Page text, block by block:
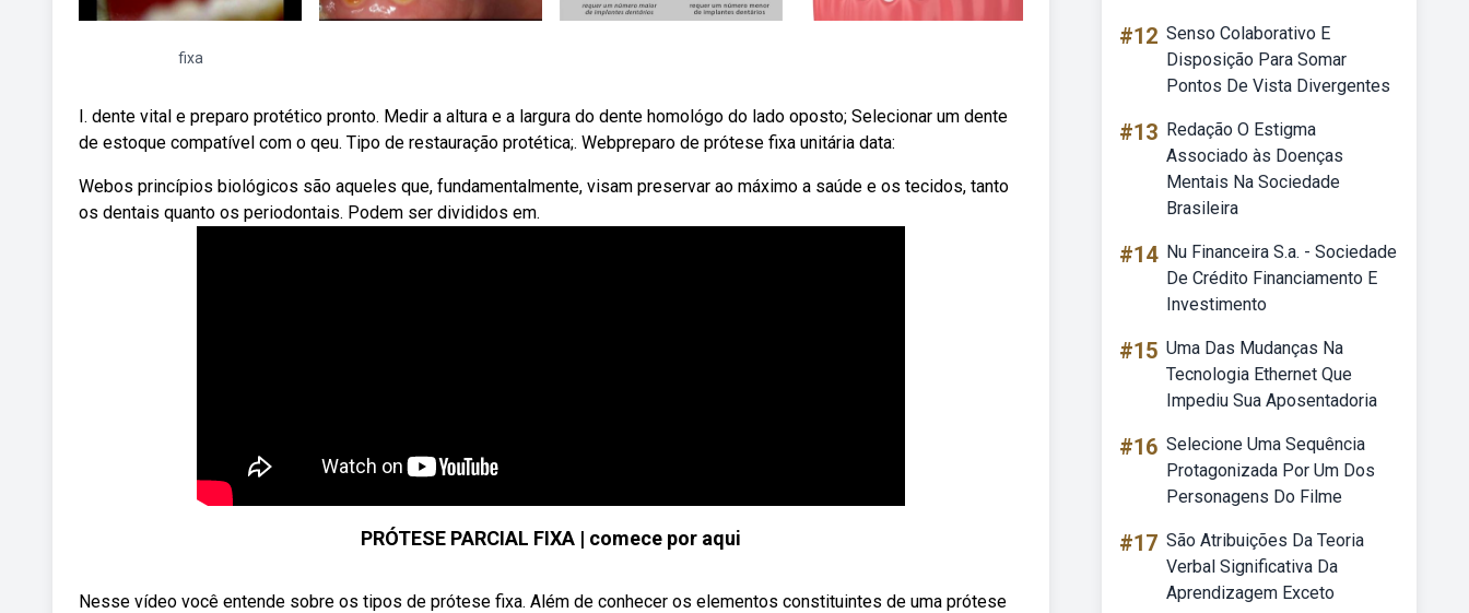
fixa
I. dente vital e preparo protético pronto. Medir a altura e a largura do dente homológo do lado oposto; Selecionar um dente
de estoque compatível com o qeu. Tipo de restauração protética;. Webpreparo de prótese fixa unitária data:
Webos princípios biológicos são aqueles que, fundamentalmente, visam preservar ao máximo a saúde e os tecidos, tanto
os dentais quanto os periodontais. Podem ser divididos em.
PRÓTESE PARCIAL FIXA | comece por aqui
Nesse vídeo você entende sobre os tipos de prótese fixa. Além de conhecer os elementos constituintes de uma prótese
#12 Senso Colaborativo E
Disposição Para Somar
Pontos De Vista Divergentes
#13 Redação O Estigma
Associado às Doenças
Mentais Na Sociedade
Brasileira
#14 Nu Financeira S.a. - Sociedade
De Crédito Financiamento E
Investimento
#15 Uma Das Mudanças Na
Tecnologia Ethernet Que
Impediu Sua Aposentadoria
#16 Selecione Uma Sequência
Protagonizada Por Um Dos
Personagens Do Filme
#17 São Atribuições Da Teoria
Verbal Significativa Da
Aprendizagem Exceto